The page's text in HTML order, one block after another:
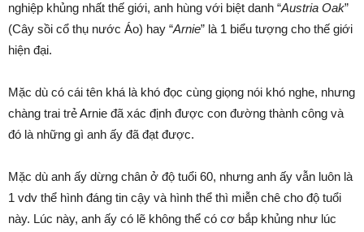
nghiệp khủng nhất thế giới, anh hùng với biệt danh “Austria Oak”
(Cây sồi cổ thụ nước Áo) hay “Arnie” là 1 biểu tượng cho thế giới
hiện đại.
Mặc dù có cái tên khá là khó đọc cùng giọng nói khó nghe, nhưng
chàng trai trẻ Arnie đã xác định được con đường thành công và
đó là những gì anh ấy đã đạt được.
Mặc dù anh ấy dừng chân ở độ tuổi 60, nhưng anh ấy vẫn luôn là
1 vdv thể hình đáng tin cậy và hình thể thì miễn chê cho độ tuổi
này. Lúc này, anh ấy có lẽ không thể có cơ bắp khủng như lúc